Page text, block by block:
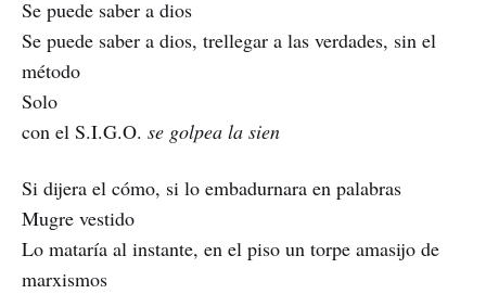
Se puede saber a dios
Se puede saber a dios, trellegar a las verdades, sin el
método
Solo
con el S.I.G.O. se golpea la sien
Si dijera el cómo, si lo embadurnara en palabras
Mugre vestido
Lo mataría al instante, en el piso un torpe amasijo de
marxismos